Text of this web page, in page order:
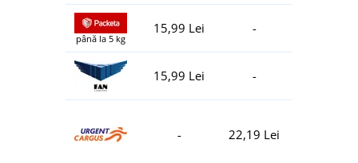
până la 5 kg
15,99 Lei -
15,99 Lei -
- 22,19 Lei